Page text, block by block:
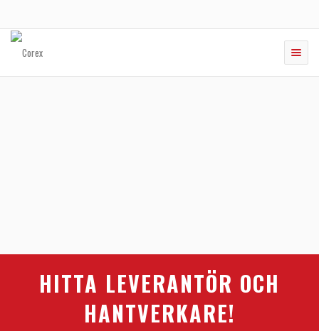
Toggle
HITTA LEVERANTÖR OCH
HANTVERKARE!